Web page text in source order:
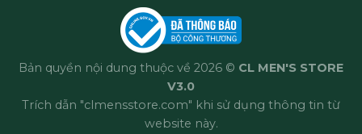
Bản quyền nội dung thuộc về 2026 © CL MEN'S STORE
V3.0
Trích dẫn "clmensstore.com" khi sử dụng thông tin từ
website này.